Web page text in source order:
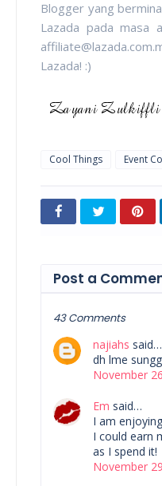
Blogger yang
Lazada pada masa
Lazada! :)
Cool Things Event
Post a
43 Comments
najiahs said…
dh lme
November
Em said…
I am
I could earn
as I spend it!
November